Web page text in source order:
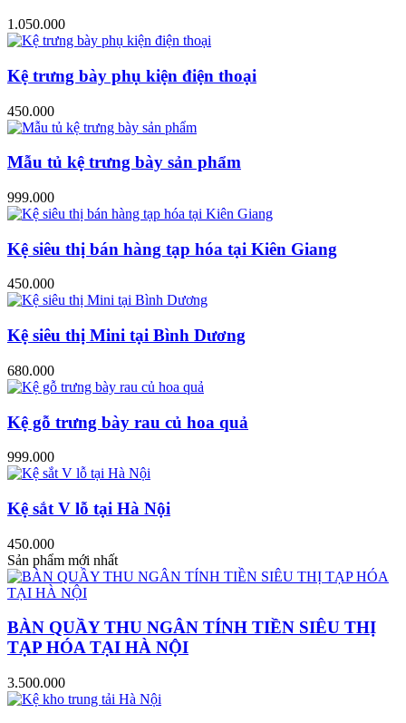
1.050.000
Kệ trưng bày phụ kiện điện thoại
450.000
Mẫu tủ kệ trưng bày sản phẩm
999.000
Kệ siêu thị bán hàng tạp hóa tại Kiên Giang
450.000
Kệ siêu thị Mini tại Bình Dương
680.000
Kệ gỗ trưng bày rau củ hoa quả
999.000
Kệ sắt V lỗ tại Hà Nội
450.000
Sản phẩm mới nhất
BÀN QUẦY THU NGÂN TÍNH TIỀN SIÊU THỊ
TẠP HÓA TẠI HÀ NỘI
3.500.000